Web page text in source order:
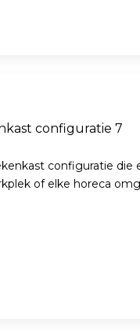
configuratie 7
configuratie die
of elke horeca